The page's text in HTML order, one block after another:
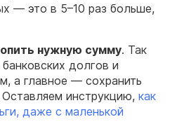
— это в 5–10 раз больше,
нужную сумму. Так
долгов и
а главное — сохранить
инструкцию, как
даже с маленькой